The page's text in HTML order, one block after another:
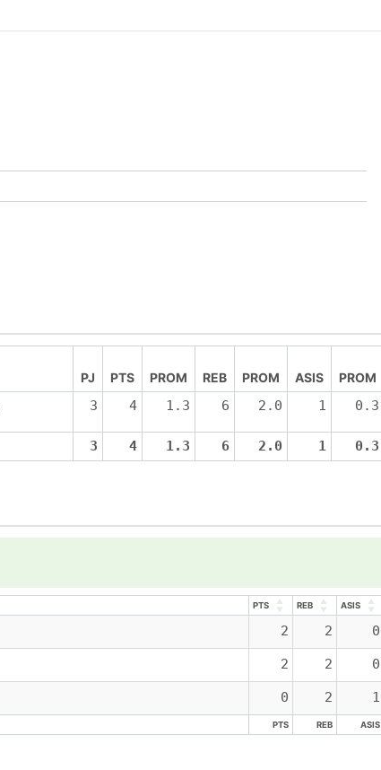
PJ PTS PROM REB PROM ASIS
PROM
3 4 1.3 6 2.0 1 0.3
3 4 1.3 6 2.0 1 0.3
PTS REB
ASIS
PTS REB ASIS
2 2 0
2 2 0
0 2 1
PTS REB ASIS